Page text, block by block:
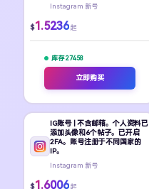
Instagram 新号
$1.5236 起
库存 27458
立即购买
IG账号 | 不含邮箱。个人资料已
添加头像和6个帖子。已开启
2FA。账号注册于不同国家的
IP。
Instagram 新号
$1.6006 起